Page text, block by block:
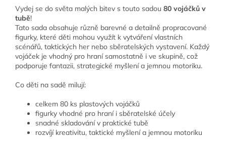
Vydej se do světa malých bitev s touto sadou 80 vojáčků v
tubě!
Tato sada obsahuje různě barevné a detailně propracované
figurky, které děti mohou využít k vytváření vlastních
scénářů, taktických her nebo sběratelských vystavení. Každý
vojáček je vhodný pro hraní samostatně i ve skupině, což
podporuje fantazii, strategické myšlení a jemnou motoriku.
Co děti na sadě milují:
celkem 80 ks plastových vojáčků
figurky vhodné pro hraní i sběratelské účely
snadné skladování v praktické tubě
rozvíjí kreativitu, taktické myšlení a jemnou motoriku